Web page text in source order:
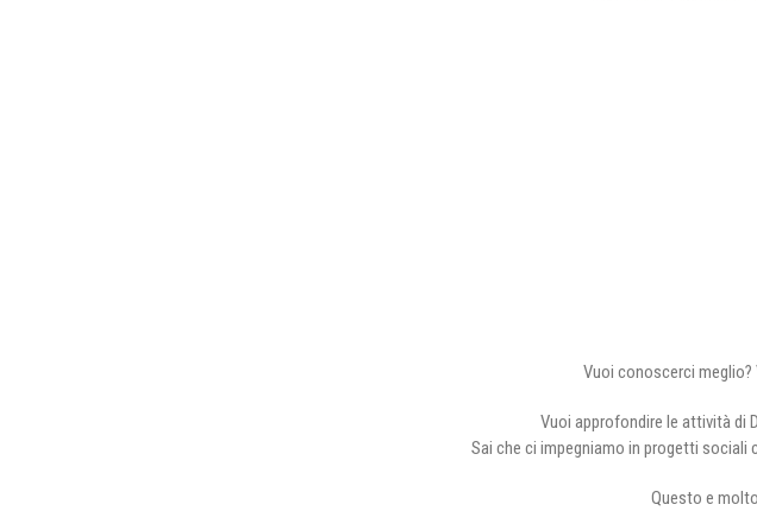
Vuoi conoscerci meglio?
Vuoi approfondire le attività di
Sai che ci impegniamo in progetti sociali
Questo e